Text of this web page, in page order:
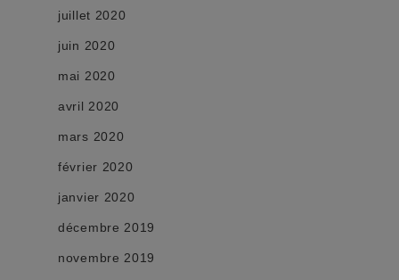
juillet 2020
juin 2020
mai 2020
avril 2020
mars 2020
février 2020
janvier 2020
décembre 2019
novembre 2019